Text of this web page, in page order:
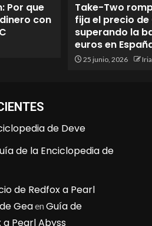
Por que
con
Take-Two
fija el precio de
superando la
euros en
25 junio, 2026
de Deve
de la Enciclopedia de
de Redfox a Pearl
GeaenGuía de
Pearl Abyss